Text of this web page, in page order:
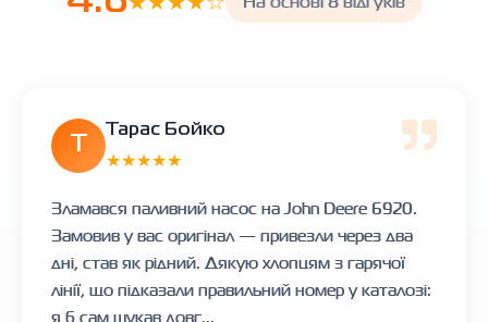
Тарас Бойко
★★★★★
Зламався паливний насос на John Deere 6920.
Замовив у вас оригінал — привезли через два
дні, став як рідний. Дякую хлопцям з гарячої
лінії, що підказали правильний номер у каталозі: